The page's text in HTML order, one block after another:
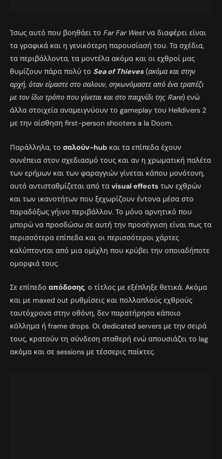
Ίσως αυτό που βοηθάει το Far Far Westνα διαφέρει είναι
τα γραφικά και η γενικότερη παρουσίασή του. Τα σχέδια,
τα περιβάλλοντα, τα μοντέλα ακόμα και οι εχθροί μας
θυμίζουν πάρα πολύ το Sea of Thieves (ακόμα και στην
αρχή, όταν είμαστε στο σαλουν, σηκωνόμαστε από ένα τραπέζι
με τον ίδιο τρόπο που γίνεται και στο παιχνίδι της Rare) ενώ
άλλα στοιχεία αναμειγνύουν το gameplay του Helldivers 2
με την αίσθηση first-person shooters a la Doom.
Παράλληλα, το σαλούν-hub και τα επίπεδα έχουν
συνέπεια στον σχεδιασμό τους και αν η χρωματική παλέτα
των ερήμων και των φαραγγιών γίνεται κάπου μονότονη,
αυτό αντισταθμίζεται από τα visual effects των εχθρών
και των ικανοτήτων που ξεχωρίζουν έντονα μέσα στο
παραδόξως γήινο περιβάλλον. Το μόνο αρνητικό που
μπορώ να προσδώσω σε αυτή την προσέγγιση είναι πως τα
περισσότερα επίπεδα και οι περισσότεροι χάρτες
καλύπτονται από μια ομίχλη που κρύβει την οποιαδήποτε
ομορφιά τους.
Σε επίπεδο απόδοσης, ο τίτλος με εξέπληξε θετικά. Ακόμα
και με maxed out ρυθμίσεις και πολλαπλούς εχθρούς
ταυτόχρονα στην οθόνη, δεν παρατήρησα κάποιο
κόλλημα ή frame drops. Οι dedicated servers με την σειρά
τους, κρατούν τη σύνδεση σταθερή ενώ απουσιάζει το lag
ακόμα και σε sessions με τέσσερις παίκτες.